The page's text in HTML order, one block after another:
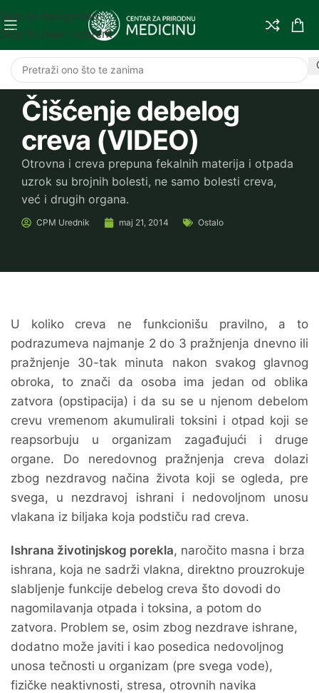
Skip to navigation
Skip to main content
Čišćenje debelog
creva (VIDEO)
Otrovna i creva prepuna fekalnih materija i otpada
uzrok su brojnih bolesti, ne samo bolesti creva,
već i drugih organa.
CPM Urednik maj 21, 2014 Ostalo
U koliko creva ne funkcionišu pravilno, a to
podrazumeva najmanje 2 do 3 pražnjenja dnevno ili
pražnjenje 30-tak minuta nakon svakog glavnog
obroka, to znači da osoba ima jedan od oblika
zatvora (opstipacija) i da su se u njenom debelom
crevu vremenom akumulirali toksini i otpad koji se
reapsorbuju u organizam zagađujući i druge
organe. Do neredovnog pražnjenja creva dolazi
zbog nezdravog načina života koji se ogleda, pre
svega, u nezdravoj ishrani i nedovoljnom unosu
vlakana iz biljaka koja podstiču rad creva.
Ishrana životinjskog porekla, naročito masna i brza
ishrana, koja ne sadrži vlakna, direktno prouzrokuje
slabljenje funkcije debelog creva što dovodi do
nagomilavanja otpada i toksina, a potom do
zatvora. Problem se, osim zbog nezdrave ishrane,
dodatno može javiti i kao posedica nedovoljnog
unosa tečnosti u organizam (pre svega vode),
fizičke neaktivnosti, stresa, otrovnih navika